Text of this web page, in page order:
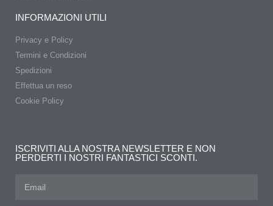
INFORMAZIONI UTILI
Privacy e Policy
Termini e Condizioni
Spedizioni
Effettua un reso
Cookie Policy
ISCRIVITI ALLA NOSTRA NEWSLETTER E NON
PERDERTI I NOSTRI FANTASTICI SCONTI.